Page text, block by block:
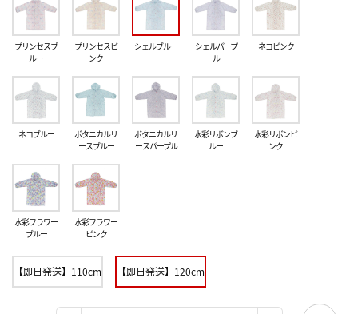
プリンセスブ
ルー
プリンセスピ
ンク
シェルブルー
シェルパープ
ル
ネコピンク
ネコブルー
ボタニカルリ
ースブルー
ボタニカルリ
ースパープル
水彩リボンブ
ルー
水彩リボンピ
ンク
水彩フラワー
ブルー
水彩フラワー
ピンク
【即日発送】110cm 【即日発送】120cm